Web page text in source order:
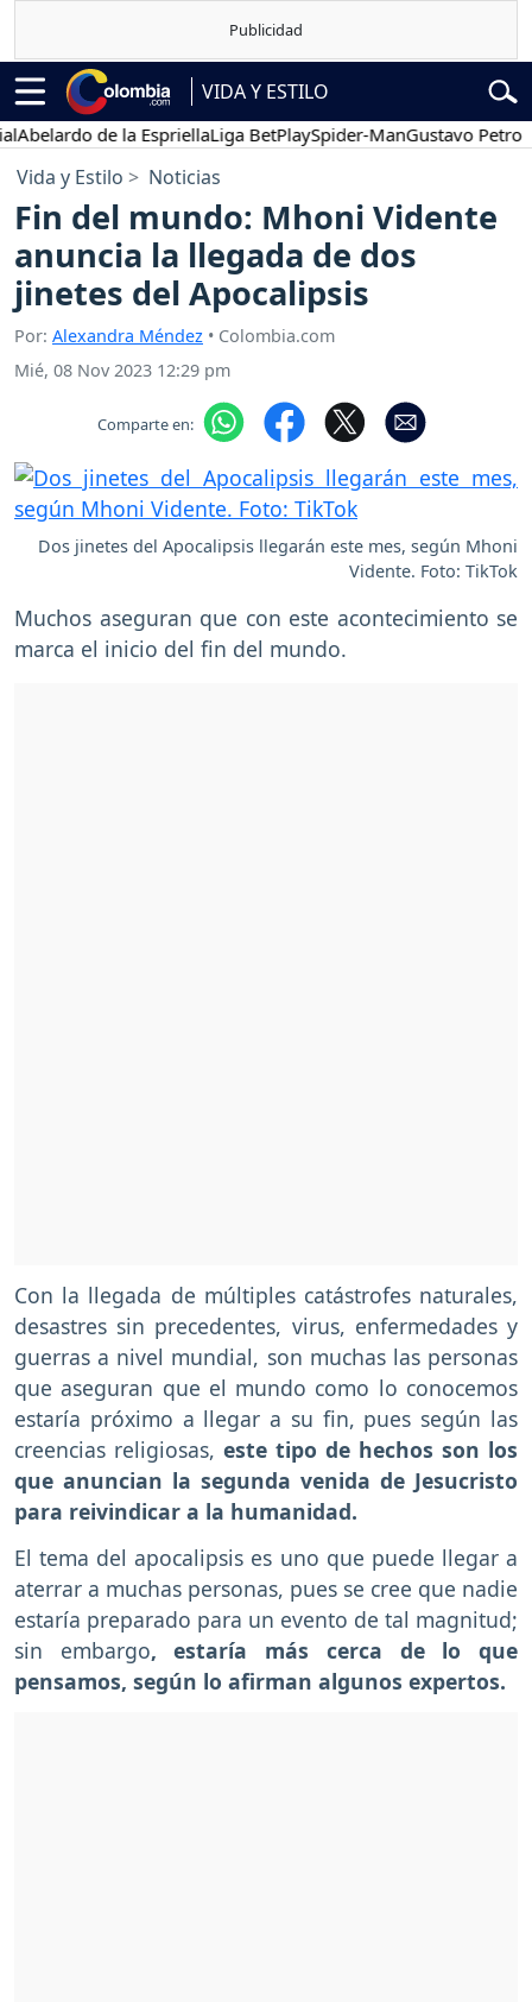
VIDA Y ESTILO
de la EspriellaLiga BetPlaySpider-ManGustavo Petro
Vida y Estilo Noticias
Fin del mundo: Mhoni Vidente
anuncia la llegada de dos
jinetes del Apocalipsis
Por: Alexandra Méndez • Colombia.com
Mié, 08 Nov 2023 12:29 pm
Comparte en:
Dos jinetes del Apocalipsis llegarán este mes, según Mhoni
Vidente. Foto: TikTok
Muchos aseguran que con este acontecimiento se
marca el inicio del fin del mundo.
Con la llegada de múltiples catástrofes naturales,
desastres sin precedentes, virus, enfermedades y
guerras a nivel mundial, son muchas las personas
que aseguran que el mundo como lo conocemos
estaría próximo a llegar a su fin, pues según las
creencias religiosas, este tipo de hechos son los
que anuncian la segunda venida de Jesucristo
para reivindicar a la humanidad.
El tema del apocalipsis es uno que puede llegar a
aterrar a muchas personas, pues se cree que nadie
estaría preparado para un evento de tal magnitud;
sin embargo, estaría más cerca de lo que
pensamos, según lo afirman algunos expertos.